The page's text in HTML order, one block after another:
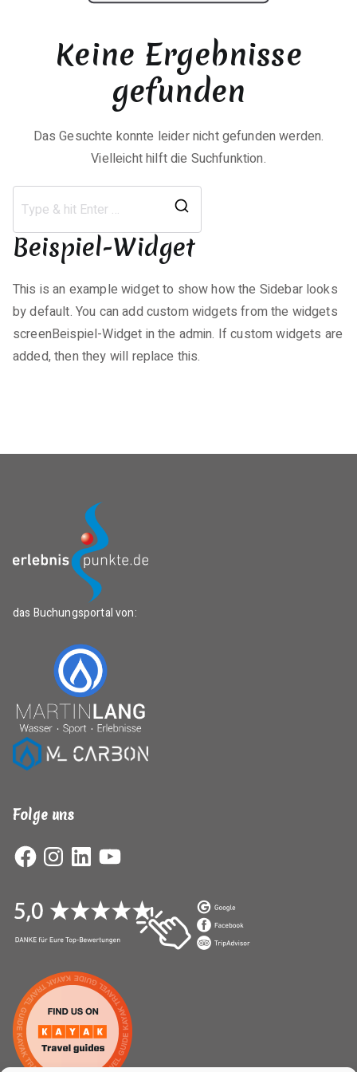
Keine Ergebnisse
gefunden
Das Gesuchte konnte leider nicht gefunden werden.
Vielleicht hilft die Suchfunktion.
Beispiel-Widget
This is an example widget to show how the Sidebar looks
by default. You can add custom widgets from the widgets
screenBeispiel-Widget in the admin. If custom widgets are
added, then they will replace this.
das Buchungsportal von:
Folge uns
FacebookInstagramLinkedInYouTube